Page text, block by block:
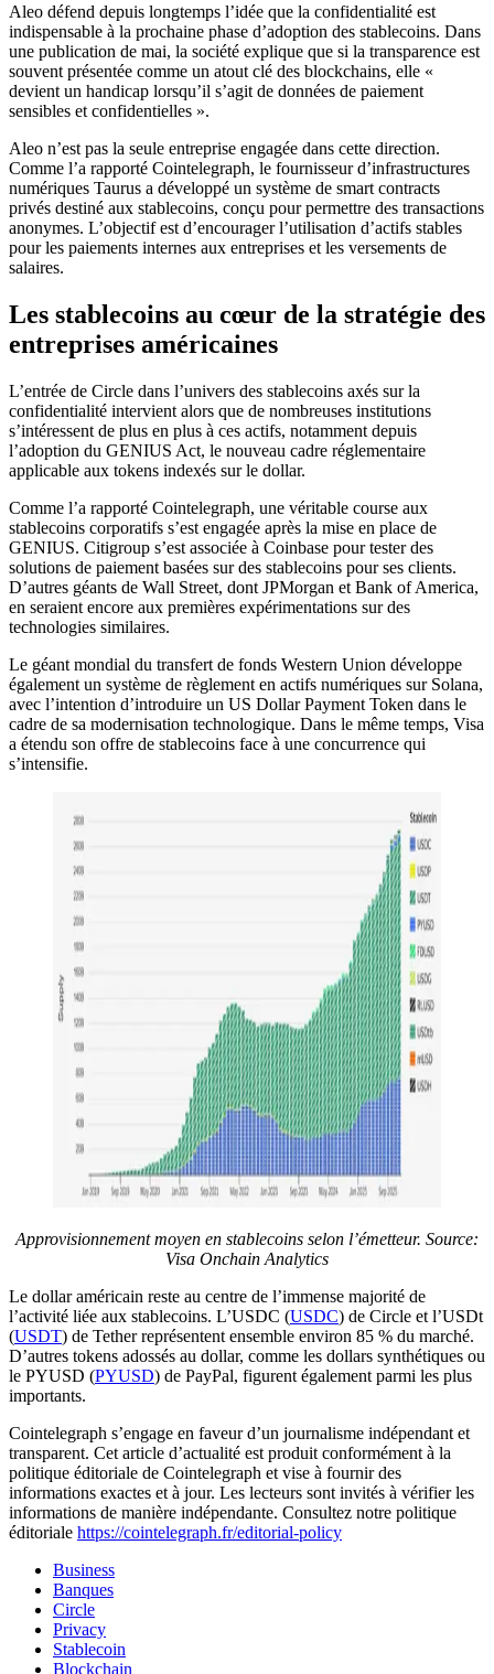
Aleo défend depuis longtemps l’idée que la confidentialité est
indispensable à la prochaine phase d’adoption des stablecoins. Dans
une publication de mai, la société explique que si la transparence est
souvent présentée comme un atout clé des blockchains, elle «
devient un handicap lorsqu’il s’agit de données de paiement
sensibles et confidentielles ».
Aleo n’est pas la seule entreprise engagée dans cette direction.
Comme l’a rapporté Cointelegraph, le fournisseur d’infrastructures
numériques Taurus a développé un système de smart contracts
privés destiné aux stablecoins, conçu pour permettre des transactions
anonymes. L’objectif est d’encourager l’utilisation d’actifs stables
pour les paiements internes aux entreprises et les versements de
salaires.
Les stablecoins au cœur de la stratégie des
entreprises américaines
L’entrée de Circle dans l’univers des stablecoins axés sur la
confidentialité intervient alors que de nombreuses institutions
s’intéressent de plus en plus à ces actifs, notamment depuis
l’adoption du GENIUS Act, le nouveau cadre réglementaire
applicable aux tokens indexés sur le dollar.
Comme l’a rapporté Cointelegraph, une véritable course aux
stablecoins corporatifs s’est engagée après la mise en place de
GENIUS. Citigroup s’est associée à Coinbase pour tester des
solutions de paiement basées sur des stablecoins pour ses clients.
D’autres géants de Wall Street, dont JPMorgan et Bank of America,
en seraient encore aux premières expérimentations sur des
technologies similaires.
Le géant mondial du transfert de fonds Western Union développe
également un système de règlement en actifs numériques sur Solana,
avec l’intention d’introduire un US Dollar Payment Token dans le
cadre de sa modernisation technologique. Dans le même temps, Visa
a étendu son offre de stablecoins face à une concurrence qui
s’intensifie.
Approvisionnement moyen en stablecoins selon l’émetteur. Source:
Visa Onchain Analytics
Le dollar américain reste au centre de l’immense majorité de
l’activité liée aux stablecoins. L’USDC (USDC) de Circle et l’USDt
(USDT) de Tether représentent ensemble environ 85 % du marché.
D’autres tokens adossés au dollar, comme les dollars synthétiques ou
le PYUSD (PYUSD) de PayPal, figurent également parmi les plus
importants.
Cointelegraph s’engage en faveur d’un journalisme indépendant et
transparent. Cet article d’actualité est produit conformément à la
politique éditoriale de Cointelegraph et vise à fournir des
informations exactes et à jour. Les lecteurs sont invités à vérifier les
informations de manière indépendante. Consultez notre politique
éditoriale https://cointelegraph.fr/editorial-policy
Business
Banques
Circle
Privacy
Stablecoin
Blockchain